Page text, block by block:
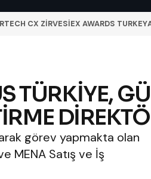
CX ZİRVESİEX AWARDS TURKEY
TÜRKİYE,
görev yapmakta olan
MENA Satış ve İş